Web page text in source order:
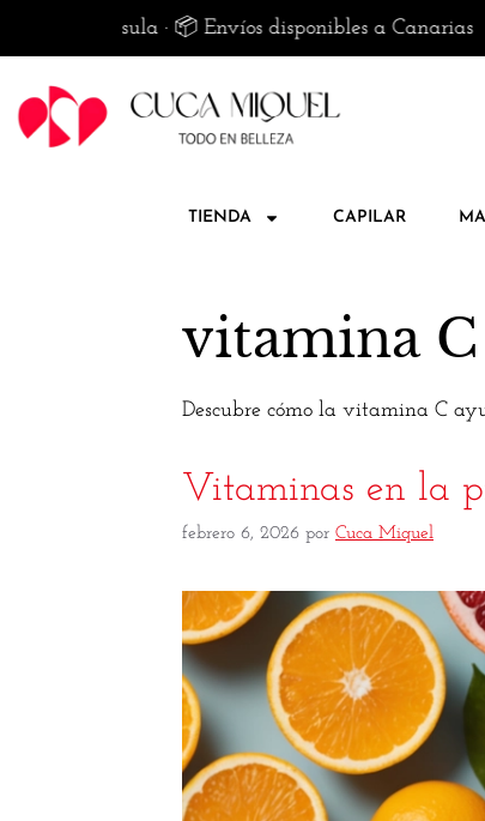
· 📦 Envíos disponibles a Canarias
TIENDA CAPILAR
vitamina C
Descubre cómo la vitamina C
Vitaminas en la
febrero 6, 2026 por Cuca Miquel